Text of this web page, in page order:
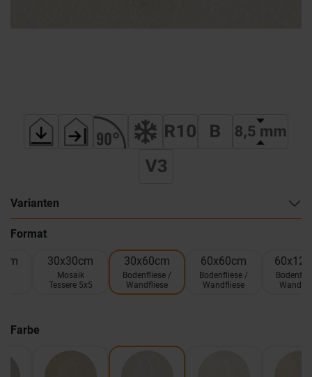
Varianten
Format
30x30cm
Mosaik
Tessere 5x5
30x60cm
Bodenfliese /
Wandfliese
60x60cm
Bodenfliese /
Wandfliese
Farbe